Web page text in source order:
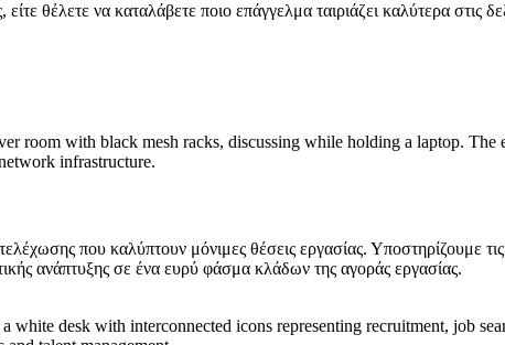
είτε θέλετε να καταλάβετε ποιο επάγγελμα ταιριάζει καλύτερα
που καλύπτουν μόνιμες θέσεις εργασίας. Υποστηρίζουμε
ανάπτυξης σε ένα ευρύ φάσμα κλάδων της αγοράς εργασίας.